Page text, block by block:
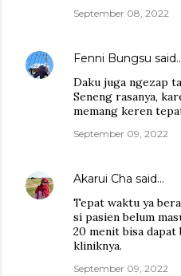
September 08, 2022
Fenni Bungsu
Daku juga ngezap
Seneng rasanya,
memang keren
September 09, 2022
Akarui Cha said…
Tepat waktu ya
si pasien belum
20 menit bisa dapat
kliniknya.
September 09, 2022